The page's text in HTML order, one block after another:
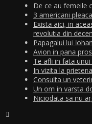
De ce au femeile
3 americani
Exista aici, in
revolutia din
Papagalui lui
Avion in pana
Te afli in fata
In vizita la
Consulta un
Un om in varsta
Niciodata sa nu